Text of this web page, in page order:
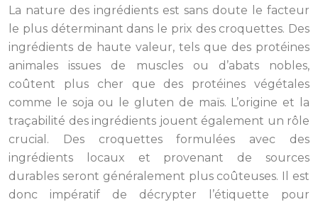
La nature des ingrédients est sans doute le facteur
le plus déterminant dans le prix des croquettes. Des
ingrédients de haute valeur, tels que des protéines
animales issues de muscles ou d’abats nobles,
coûtent plus cher que des protéines végétales
comme le soja ou le gluten de maïs. L’origine et la
traçabilité des ingrédients jouent également un rôle
crucial. Des croquettes formulées avec des
ingrédients locaux et provenant de sources
durables seront généralement plus coûteuses. Il est
donc impératif de décrypter l’étiquette pour